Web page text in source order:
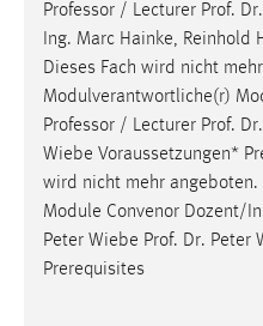
Professor / Lecturer Prof.
Ing. Marc Hainke, Reinhold
Dieses Fach wird nicht
Modulverantwortliche(r)
Professor / Lecturer Prof.
Wiebe Voraussetzungen*
wird nicht mehr
Module Convenor Dozent/In
Peter Wiebe Prof. Dr. Peter
Prerequisites